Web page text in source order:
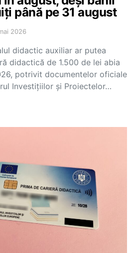
până pe 31 august
2026
didactic auxiliar ar putea
didactică de 1.500 de lei abia
potrivit documentelor oficiale
Investițiilor și Proiectelor…